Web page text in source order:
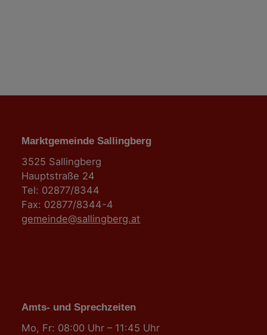
Marktgemeinde Sallingberg
3525 Sallingberg
Hauptstraße 24
Tel: 02877/8344
Fax: 02877/8344-4
gemeinde@sallingberg.at
Amts- und Sprechzeiten
Mo, Fr: 08:00 Uhr – 11:45 Uhr